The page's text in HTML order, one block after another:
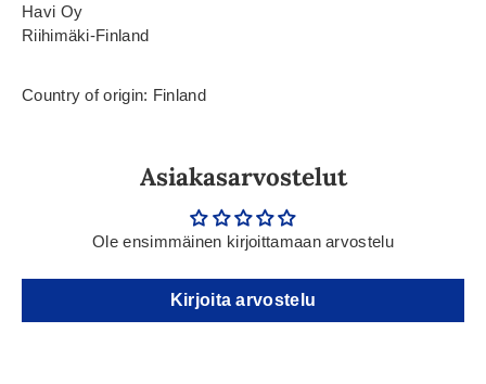
Havi Oy
Riihimäki-Finland
Country of origin: Finland
Asiakasarvostelut
Ole ensimmäinen kirjoittamaan arvostelu
Kirjoita arvostelu